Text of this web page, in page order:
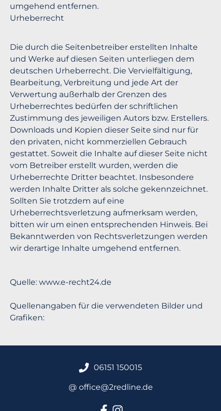
umgehend entfernen.
Urheberrecht
Die durch die Seitenbetreiber erstellten Inhalte
und Werke auf diesen Seiten unterliegen dem
deutschen Urheberrecht. Die Vervielfältigung,
Bearbeitung, Verbreitung und jede Art der
Verwertung außerhalb der Grenzen des
Urheberrechtes bedürfen der schriftlichen
Zustimmung des jeweiligen Autors bzw. Erstellers.
Downloads und Kopien dieser Seite sind nur für
den privaten, nicht kommerziellen Gebrauch
gestattet. Soweit die Inhalte auf dieser Seite nicht
vom Betreiber erstellt wurden, werden die
Urheberrechte Dritter beachtet. Insbesondere
werden Inhalte Dritter als solche gekennzeichnet.
Sollten Sie trotzdem auf eine
Urheberrechtsverletzung aufmerksam werden,
bitten wir um einen entsprechenden Hinweis. Bei
Bekanntwerden von Rechtsverletzungen werden
wir derartige Inhalte umgehend entfernen.
Quelle: www.e-recht24.de
Quellenangaben für die verwendeten Bilder und
Grafiken:
06151 150015
@ office@2redline.de